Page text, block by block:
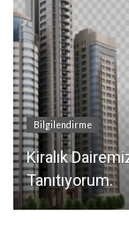
Bilgilendirme
Kiralık
Tanıtıyorum.